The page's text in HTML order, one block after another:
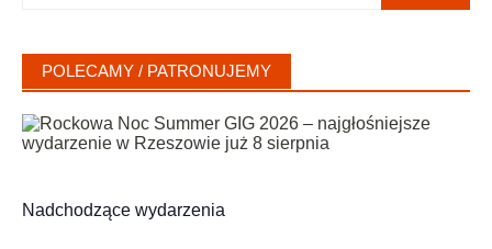
POLECAMY / PATRONUJEMY
Nadchodzące wydarzenia